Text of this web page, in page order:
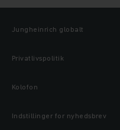
Jungheinrich globalt
Privatlivspolitik
Kolofon
Indstillinger for nyhedsbrev